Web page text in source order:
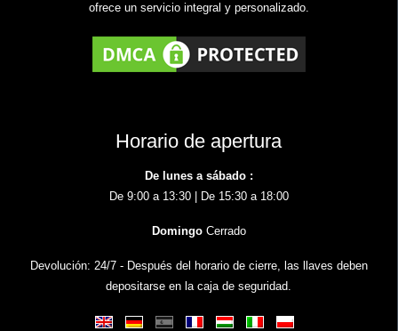
ofrece un servicio integral y personalizado.
Horario de apertura
De lunes a sábado :
De 9:00 a 13:30 | De 15:30 a 18:00
Domingo Cerrado
Devolución: 24/7 - Después del horario de cierre, las llaves deben
depositarse en la caja de seguridad.